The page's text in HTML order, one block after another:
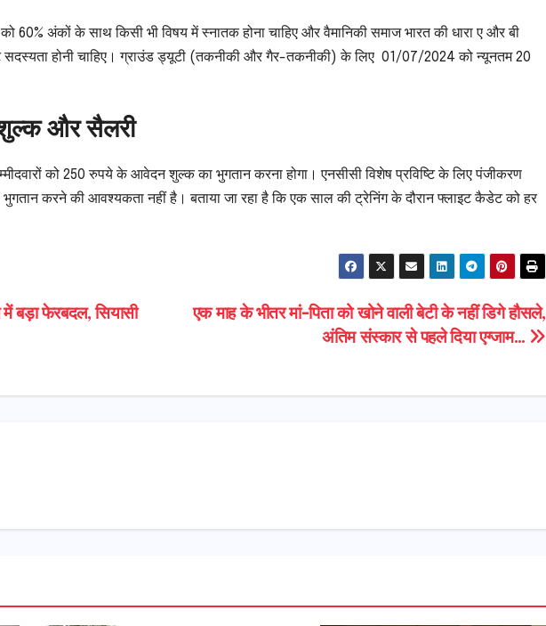
60% अंकों के साथ किसी भी विषय में स्नातक होना चाहिए और वैमानिकी समाज भारत की धारा ए और बी
सदस्यता होनी चाहिए। ग्राउंड ड्यूटी (तकनीकी और गैर-तकनीकी) के लिए 01/07/2024 को न्यूनतम 20
और सैलरी
को 250 रुपये के आवेदन शुल्क का भुगतान करना होगा। एनसीसी विशेष प्रविष्टि के लिए पंजीकरण
करने की आवश्यकता नहीं है। बताया जा रहा है कि एक साल की ट्रेनिंग के दौरान फ्लाइट कैडेट को हर
एक माह के भीतर मां-पिता को खोने वाली बेटी के नहीं डिगे हौसले,
अंतिम संस्कार से पहले दिया एग्जाम…
बड़ा फेरबदल, सियासी